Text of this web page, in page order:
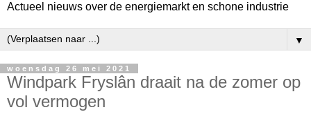
Actueel nieuws over de energiemarkt en schone industrie
▼
woensdag 26 mei 2021
Windpark Fryslân draait na de zomer op
vol vermogen